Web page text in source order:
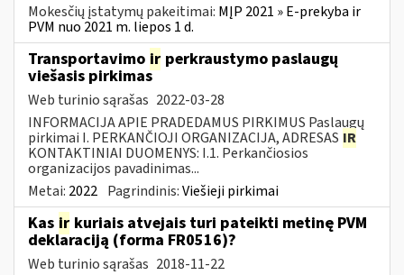
Mokesčių įstatymų pakeitimai: MĮP 2021 » E-prekyba ir
PVM nuo 2021 m. liepos 1 d.
Transportavimo ir perkraustymo paslaugų
viešasis pirkimas
Web turinio sąrašas 2022-03-28
INFORMACIJA APIE PRADEDAMUS PIRKIMUS Paslaugų
pirkimai I. PERKANČIOJI ORGANIZACIJA, ADRESAS IR
KONTAKTINIAI DUOMENYS: I.1. Perkančiosios
organizacijos pavadinimas...
Metai: 2022 Pagrindinis:Viešieji pirkimai
Kas ir kuriais atvejais turi pateikti metinę PVM
deklaraciją (forma FR0516)?
Web turinio sąrašas 2018-11-22